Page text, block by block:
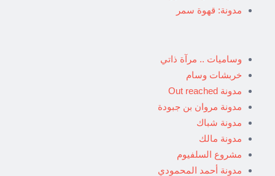
مدونة: قهوة سمر
وساميات .. مرآة ذاتي
خربشات وسام
مدونة Out reached
مدونة مروان بن جبودة
مدونة شباك
مدونة مالك
مشروع السلفيوم
مدونة أحمد المحمودي